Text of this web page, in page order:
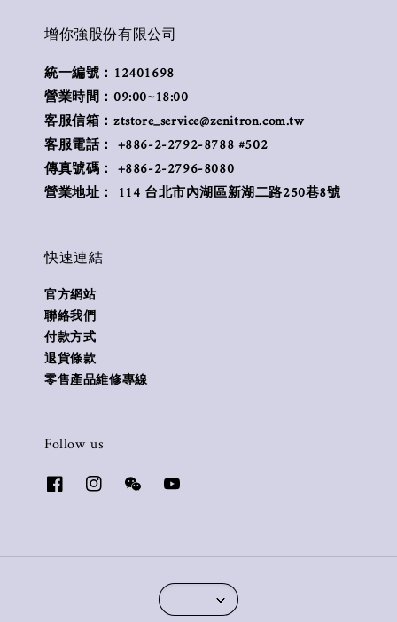
增你強股份有限公司
統一編號：12401698
營業時間：09:00~18:00
客服信箱：ztstore_service@zenitron.com.tw
客服電話： +886-2-2792-8788 #502
傳真號碼： +886-2-2796-8080
營業地址： 114 台北市內湖區新湖二路250巷8號
快速連結
官方網站
聯絡我們
付款方式
退貨條款
零售產品維修專線
Follow us